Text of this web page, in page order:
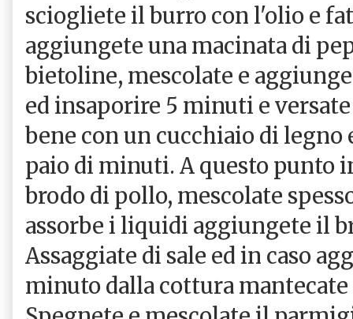
sciogliete il burro con l'olio e
aggiungete una macinata di
bietoline, mescolate e
ed insaporire 5 minuti e
bene con un cucchiaio di legno
paio di minuti. A questo punto
brodo di pollo, mescolate
assorbe i liquidi aggiungete il
Assaggiate di sale ed in caso
minuto dalla cottura